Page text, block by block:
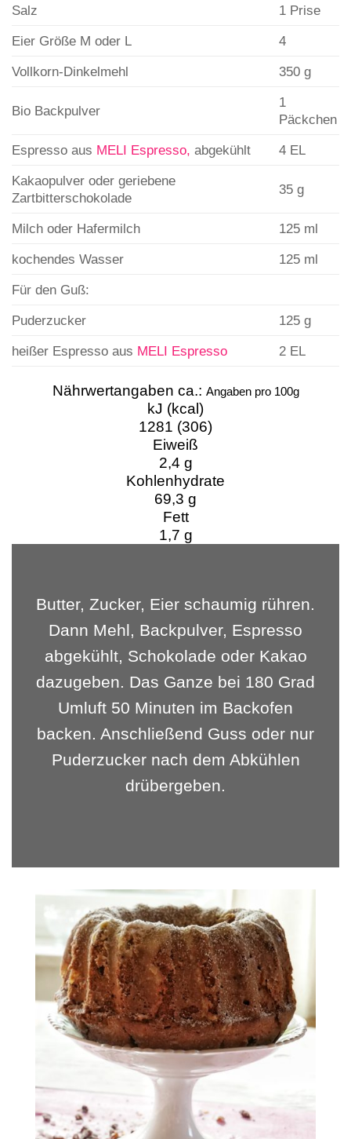
Salz
1 Prise
Eier Größe M oder L
4
Vollkorn-Dinkelmehl
350 g
Bio Backpulver
1
Päckchen
Espresso aus MELI Espresso, abgekühlt
4 EL
Kakaopulver oder geriebene
Zartbitterschokolade
35 g
Milch oder Hafermilch 125 ml
kochendes Wasser
125 ml
Für den Guß:
Puderzucker
125 g
heißer Espresso aus MELI Espresso 2 EL
Nährwertangaben ca.: Angaben pro 100g
kJ (kcal)
1281 (306)
Eiweiß
2,4 g
Kohlenhydrate
69,3 g
Fett
1,7 g
Butter, Zucker, Eier schaumig rühren.
Dann Mehl, Backpulver, Espresso
abgekühlt, Schokolade oder Kakao
dazugeben. Das Ganze bei 180 Grad
Umluft 50 Minuten im Backofen
backen. Anschließend Guss oder nur
Puderzucker nach dem Abkühlen
drübergeben.